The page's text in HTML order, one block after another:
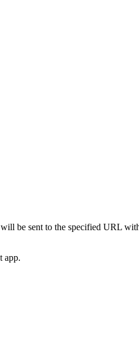
be sent to the specified URL
app.